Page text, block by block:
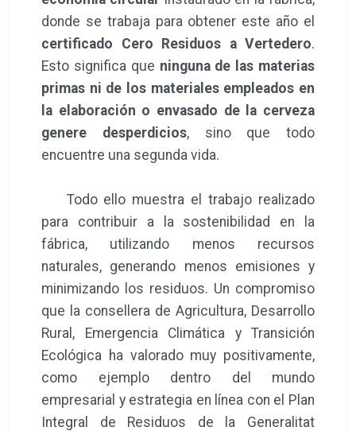
donde se trabaja para obtener este año el
certificado Cero Residuos a Vertedero.
Esto significa que ninguna de las materias
primas ni de los materiales empleados en
la elaboración o envasado de la cerveza
genere desperdicios, sino que todo
encuentre una segunda vida.
Todo ello muestra el trabajo realizado
para contribuir a la sostenibilidad en la
fábrica, utilizando menos recursos
naturales, generando menos emisiones y
minimizando los residuos. Un compromiso
que la consellera de Agricultura, Desarrollo
Rural, Emergencia Climática y Transición
Ecológica ha valorado muy positivamente,
como ejemplo dentro del mundo
empresarial y estrategia en línea con el Plan
Integral de Residuos de la Generalitat